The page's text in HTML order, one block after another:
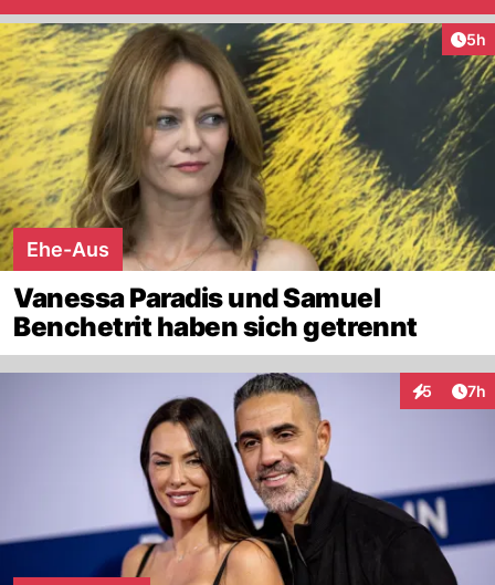
5h
Ehe-Aus
Vanessa Paradis und Samuel
Benchetrit haben sich getrennt
5 7h